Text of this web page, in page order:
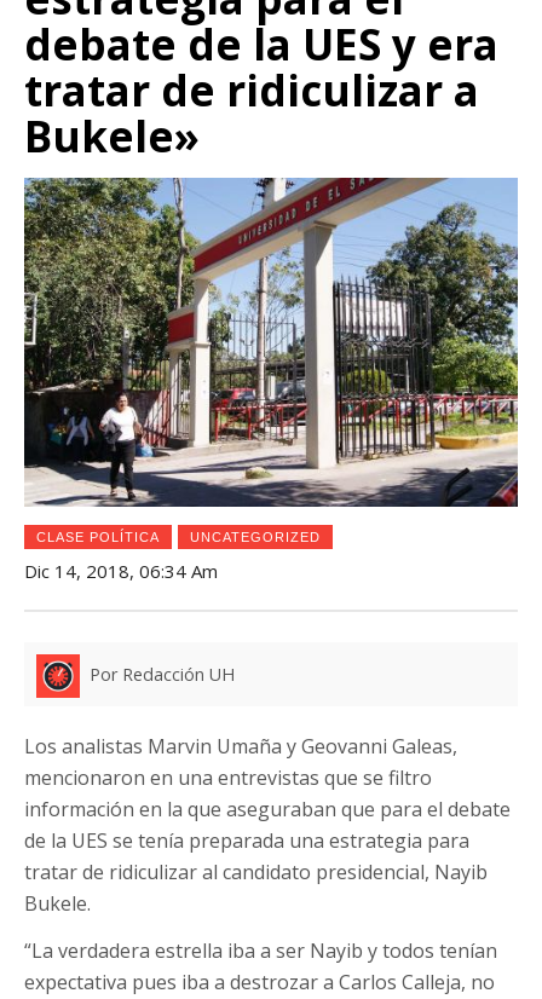
debate de la UES y era
tratar de ridiculizar a
Bukele»
CLASE POLÍTICA UNCATEGORIZED
Dic 14, 2018, 06:34 Am
Por Redacción UH
Los analistas Marvin Umaña y Geovanni Galeas,
mencionaron en una entrevistas que se filtro
información en la que aseguraban que para el debate
de la UES se tenía preparada una estrategia para
tratar de ridiculizar al candidato presidencial, Nayib
Bukele.
“La verdadera estrella iba a ser Nayib y todos tenían
expectativa pues iba a destrozar a Carlos Calleja, no